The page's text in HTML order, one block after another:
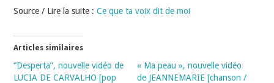
Source / Lire la suite :Ce que ta voix dit de moi
Articles similaires
“Desperta”, nouvelle vidéo de
LUCIA DE CARVALHO [pop
« Ma peau », nouvelle vidéo
de JEANNEMARIE [chanson /